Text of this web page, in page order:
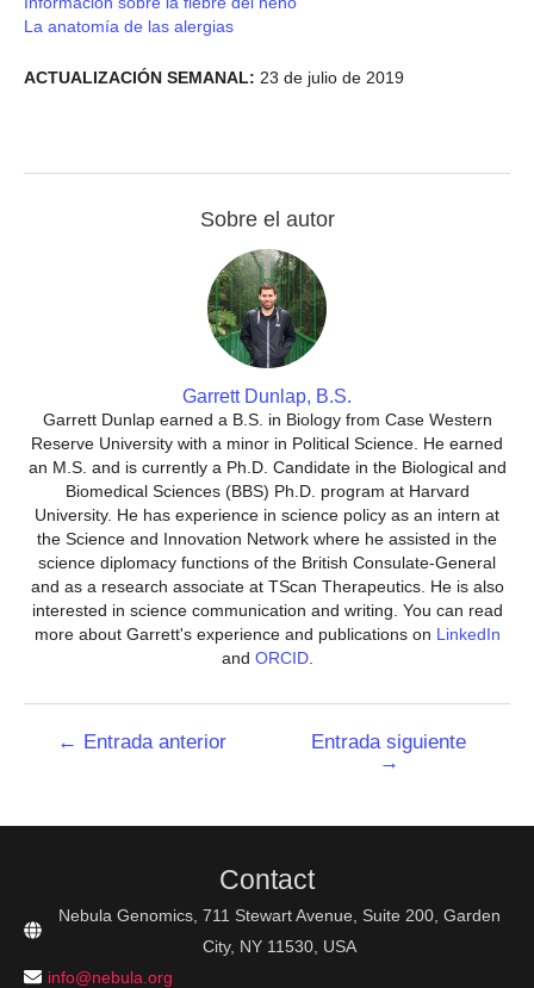
La anatomía de las alergias
ACTUALIZACIÓN SEMANAL: 23 de julio de 2019
Sobre el autor
Garrett Dunlap, B.S.
Garrett Dunlap earned a B.S. in Biology from Case Western
Reserve University with a minor in Political Science. He earned
an M.S. and is currently a Ph.D. Candidate in the Biological and
Biomedical Sciences (BBS) Ph.D. program at Harvard
University. He has experience in science policy as an intern at
the Science and Innovation Network where he assisted in the
science diplomacy functions of the British Consulate-General
and as a research associate at TScan Therapeutics. He is also
interested in science communication and writing. You can read
more about Garrett's experience and publications on LinkedIn
and ORCID.
Navegación
← Entrada anterior
Entrada siguiente
→
Contact
Nebula Genomics, 711 Stewart Avenue, Suite 200, Garden
City, NY 11530, USA
info@nebula.org